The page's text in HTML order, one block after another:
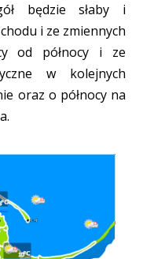
będzie słaby i
i ze zmiennych
od północy i ze
w kolejnych
oraz o północy na